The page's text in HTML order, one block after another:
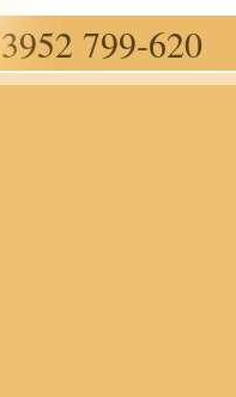
3952 799-620